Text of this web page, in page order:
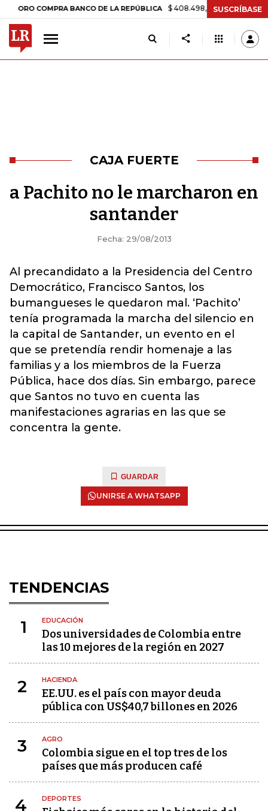
COMPRA BANCO DE LA REPÚBLICA $ 408.498,97 +$ 8.753,81 +2,19%
SUSCRÍBASE
CAJA FUERTE
a Pachito no le marcharon en
santander
Fecha: 29/08/2013
Al precandidato a la Presidencia del Centro
Democrático, Francisco Santos, los
bumangueses le quedaron mal. ‘Pachito’
tenía programada la marcha del silencio en
la capital de Santander, un evento en el
que se pretendía rendir homenaje a las
familias y a los miembros de la Fuerza
Pública, hace dos días. Sin embargo, parece
que Santos no tuvo en cuenta las
manifestaciones agrarias en las que se
concentra la gente.
GUARDAR
UNIRSE A WHATSAPP
TENDENCIAS
1 EDUCACIÓN
Dos universidades de Colombia entre
las 10 mejores de la región en 2027
2 HACIENDA
EE.UU. es el país con mayor deuda
pública con US$40,7 billones en 2026
3 AGRO
Colombia sigue en el top tres de los
países que más producen café
4 DEPORTES